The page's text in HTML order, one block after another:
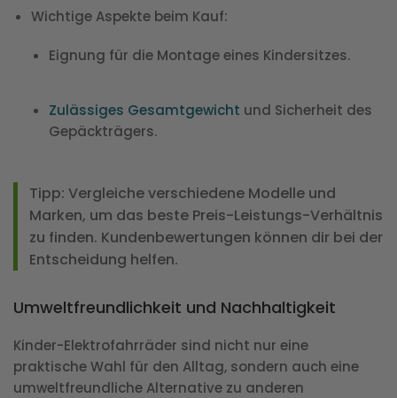
Wichtige Aspekte beim Kauf:
Eignung für die Montage eines Kindersitzes.
Zulässiges Gesamtgewicht und Sicherheit des
Gepäckträgers.
Tipp: Vergleiche verschiedene Modelle und
Marken, um das beste Preis-Leistungs-Verhältnis
zu finden. Kundenbewertungen können dir bei der
Entscheidung helfen.
Umweltfreundlichkeit und Nachhaltigkeit
Kinder-Elektrofahrräder sind nicht nur eine
praktische Wahl für den Alltag, sondern auch eine
umweltfreundliche Alternative zu anderen